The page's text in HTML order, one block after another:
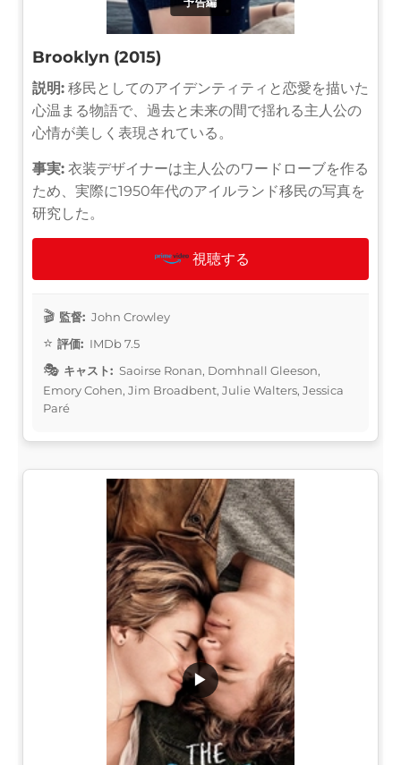
Brooklyn (2015)
説明: 移民としてのアイデンティティと恋愛を描いた
心温まる物語で、過去と未来の間で揺れる主人公の
心情が美しく表現されている。
事実: 衣装デザイナーは主人公のワードローブを作る
ため、実際に1950年代のアイルランド移民の写真を
研究した。
視聴する
監督: John Crowley
評価: IMDb 7.5
キャスト: Saoirse Ronan, Domhnall Gleeson,
Emory Cohen, Jim Broadbent, Julie Walters, Jessica
Paré
▶